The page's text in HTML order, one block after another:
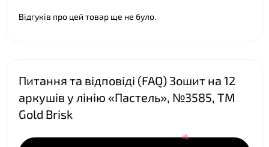
Відгуків про цей товар ще не було.
Питання та відповіді (FAQ) Зошит на 12
аркушів у лінію «Пастель», №3585, ТМ
Gold Brisk